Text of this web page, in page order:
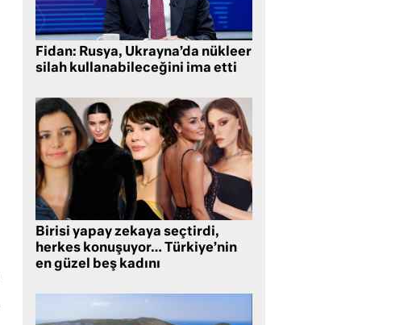
Fidan: Rusya, Ukrayna’da nükleer
silah kullanabileceğini ima etti
Birisi yapay zekaya seçtirdi,
herkes konuşuyor… Türkiye’nin
en güzel beş kadını